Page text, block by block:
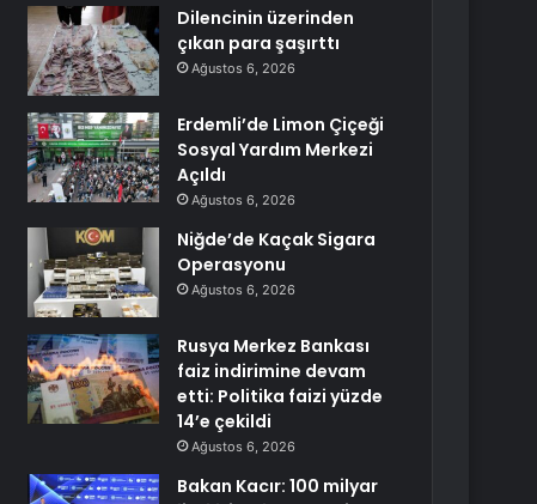
Dilencinin üzerinden
çıkan para şaşırttı
Ağustos 6, 2026
Erdemli’de Limon Çiçeği
Sosyal Yardım Merkezi
Açıldı
Ağustos 6, 2026
Niğde’de Kaçak Sigara
Operasyonu
Ağustos 6, 2026
Rusya Merkez Bankası
faiz indirimine devam
etti: Politika faizi yüzde
14’e çekildi
Ağustos 6, 2026
Bakan Kacır: 100 milyar